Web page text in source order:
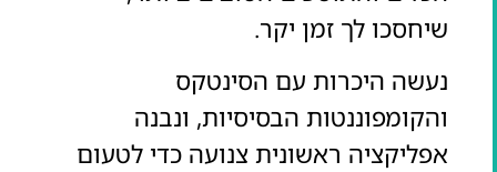
שיחסכו לך זמן יקר.
נעשה היכרות עם הסינטקס
והקומפוננטות הבסיסיות, ונבנה
אפליקציה ראשונית צנועה כדי לטעום